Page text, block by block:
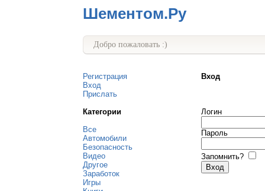
Шементом.Ру
Добро пожаловать :)
Регистрация
Вход
Прислать
Категории
Все
Автомобили
Безопасность
Видео
Другое
Заработок
Игры
Вход
Логин
Пароль
Запомнить?